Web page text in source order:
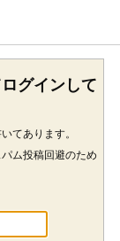
グインして
てあります。
ム投稿回避のため